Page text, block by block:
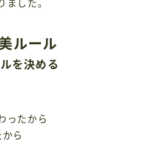
ました。
ルール
を決める
ったから
ら